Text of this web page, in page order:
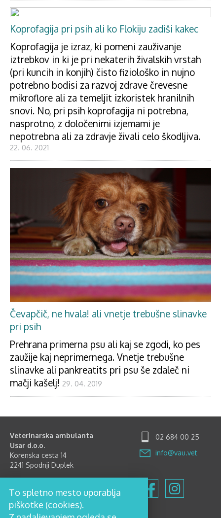
Koprofagija pri psih ali ko Flokiju zadiši kakec
Koprofagija je izraz, ki pomeni zauživanje
iztrebkov in ki je pri nekaterih živalskih vrstah
(pri kuncih in konjih) čisto fiziološko in nujno
potrebno bodisi za razvoj zdrave črevesne
mikroflore ali za temeljit izkoristek hranilnih
snovi. No, pri psih koprofagija ni potrebna,
nasprotno, z določenimi izjemami je
nepotrebna ali za zdravje živali celo škodljiva.
22. 06. 2021
Čevapčič, ne hvala! ali vnetje trebušne slinavke
pri psih
Prehrana primerna psu ali kaj se zgodi, ko pes
zaužije kaj neprimernega. Vnetje trebušne
slinavke ali pankreatits pri psu še zdaleč ni
mačji kašelj! 29. 04. 2019
Veterinarska ambulanta
Usar d.o.o.
Korenska cesta 14
2241 Spodnji Duplek
Ponedeljek-Petek: 8.00-12.00
in 15.00-18.00
Sobota: 8.00-12.00
02 684 00 25
info@vau.vet
To spletno mesto uporablja
piškotke (cookies).